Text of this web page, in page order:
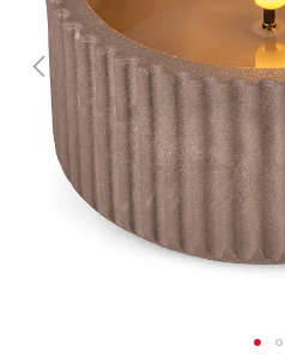
gallery